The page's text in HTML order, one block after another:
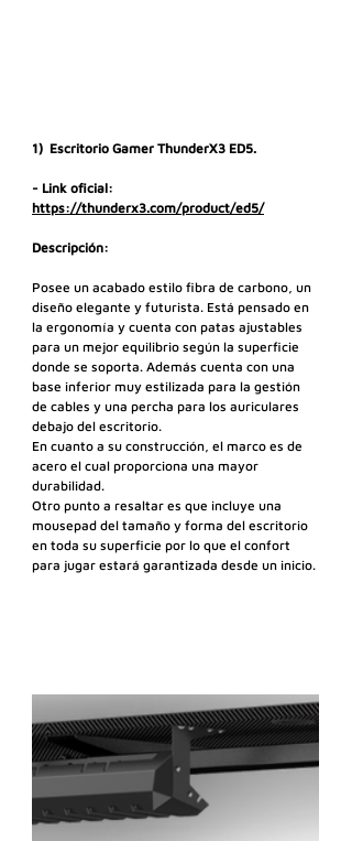
1)  Escritorio Gamer ThunderX3 ED5.
- Link oficial:
https://thunderx3.com/product/ed5/
Descripción:
Posee un acabado estilo fibra de carbono, un
diseño elegante y futurista. Está pensado en
la ergonomía y cuenta con patas ajustables
para un mejor equilibrio según la superficie
donde se soporta. Además cuenta con una
base inferior muy estilizada para la gestión
de cables y una percha para los auriculares
debajo del escritorio.
En cuanto a su construcción, el marco es de
acero el cual proporciona una mayor
durabilidad.
Otro punto a resaltar es que incluye una
mousepad del tamaño y forma del escritorio
en toda su superficie por lo que el confort
para jugar estará garantizada desde un inicio.